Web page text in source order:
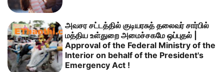
அவசர சட்டத்தில் குடியரசுத் தலைவர் சார்பில்
மத்திய உள்துறை அமைச்சகமே ஒப்புதல் |
Approval of the Federal Ministry of the
Interior on behalf of the President's
Emergency Act !